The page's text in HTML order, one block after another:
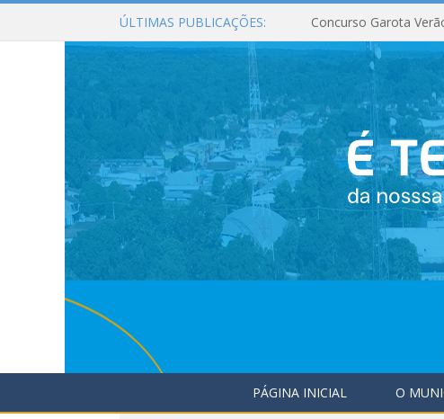
ÚLTIMAS PUBLICAÇÕES: Concurso Garota
PÁGINA INICIAL O